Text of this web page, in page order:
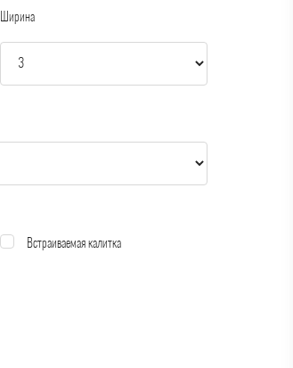
Ширина
Встраиваемая калитка